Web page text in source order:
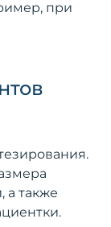
при
а также